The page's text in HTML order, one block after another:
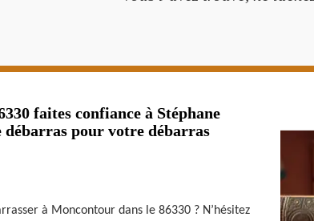
faites confiance à Stéphane
pour votre débarras
à Moncontour dans le 86330 ? N’hésitez